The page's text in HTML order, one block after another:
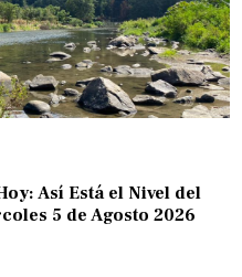
Así Está el Nivel del
5 de Agosto 2026